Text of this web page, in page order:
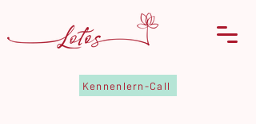
Kennenlern-Call